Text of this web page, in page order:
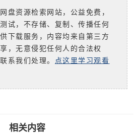
盘资源检索网站，公益免费，
试，不存储、复制、传播任何
下载服务，内容均来自第三方
，无意侵犯任何人的合法权
系我们处理。 点这里学习观看
相关内容